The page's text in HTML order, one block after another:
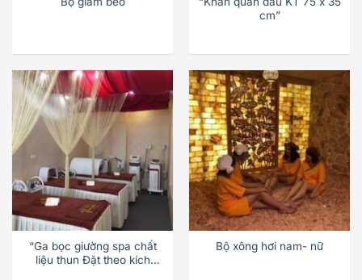
cm”
“Ga bọc giường spa chất
liệu thun Đặt theo kích
Bộ xông hơi nam- nữ